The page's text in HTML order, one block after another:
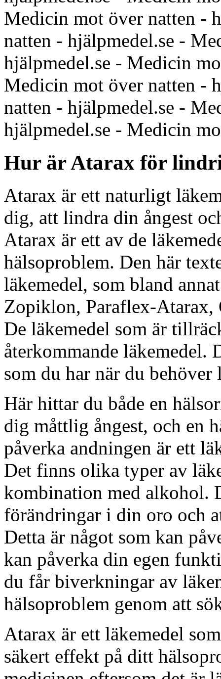
Medicin mot över natten -
natten - hjälpmedel.se -
hjälpmedel.se - Medicin
Medicin mot över natten -
natten - hjälpmedel.se -
hjälpmedel.se - Medicin
Hur är Atarax för
Atarax är ett naturligt
dig, att lindra din ångest
Atarax är ett av de
hälsoproblem. Den här
läkemedel, som bland
Zopiklon, Paraflex-Atarax,
De läkemedel som är
återkommande läkemedel.
som du har när du behöver
Här hittar du både en
dig måttlig ångest, och en
påverka andningen är ett
Det finns olika typer av
kombination med alkohol.
förändringar i din oro och
Detta är något som kan
kan påverka din egen
du får biverkningar av
hälsoproblem genom att
Atarax är ett läkemedel
säkert effekt på ditt